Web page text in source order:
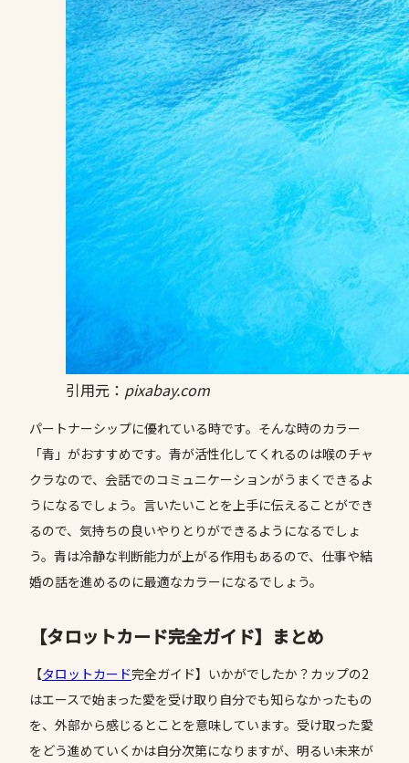
引用元： pixabay.com
パートナーシップに優れている時です。そんな時のカラー
「青」がおすすめです。青が活性化してくれるのは喉のチャ
クラなので、会話でのコミュニケーションがうまくできるよ
うになるでしょう。言いたいことを上手に伝えることができ
るので、気持ちの良いやりとりができるようになるでしょ
う。青は冷静な判断能力が上がる作用もあるので、仕事や結
婚の話を進めるのに最適なカラーになるでしょう。
【タロットカード完全ガイド】まとめ
【タロットカード完全ガイド】いかがでしたか？カップの2
はエースで始まった愛を受け取り自分でも知らなかったもの
を、外部から感じるとことを意味しています。受け取った愛
をどう進めていくかは自分次第になりますが、明るい未来が